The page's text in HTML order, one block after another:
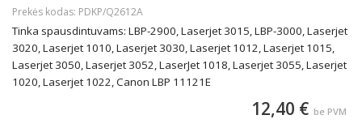
Prekės kodas: PDKP/Q2612A
Tinka spausdintuvams: LBP-2900, Laserjet 3015, LBP-3000, Laserjet
3020, Laserjet 1010, Laserjet 3030, Laserjet 1012, Laserjet 1015,
Laserjet 3050, Laserjet 3052, LaserJet 1018, Laserjet 3055, Laserjet
1020, Laserjet 1022, Canon LBP 11121E
12,40 € be PVM